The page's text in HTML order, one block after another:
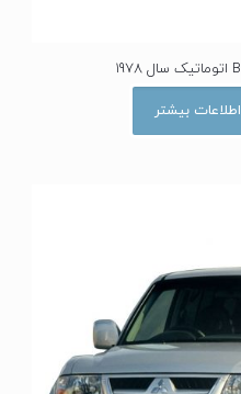
اطلاعات بیشتر